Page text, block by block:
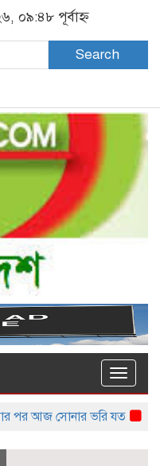
০৯:৪৮ পূর্বাহ্ন
Search
Toggle
আজ সোনার ভরি যত এবার